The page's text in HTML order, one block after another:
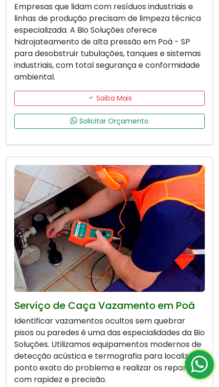
Empresas que lidam com resíduos industriais e
linhas de produção precisam de limpeza técnica
especializada. A Bio Soluções oferece
hidrojateamento de alta pressão em Poá - SP
para desobstruir tubulações, tanques e sistemas
industriais, com total segurança e conformidade
ambiental.
Saiba Mais
Solicitar Orçamento
Serviço de Caça Vazamento em Poá
Identificar vazamentos ocultos sem quebrar
pisos ou paredes é uma das especialidades da Bio
Soluções. Utilizamos equipamentos modernos de
detecção acústica e termografia para localizar o
ponto exato do problema e realizar os reparos
com rapidez e precisão.